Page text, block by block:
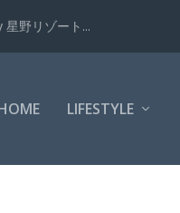
野リゾート...
LIFESTYLE